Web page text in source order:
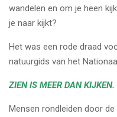
wandelen en om je heen
je naar kijkt?
Het was een rode draad
natuurgids van het
ZIEN IS MEER DAN KIJKEN.
Mensen rondleiden door